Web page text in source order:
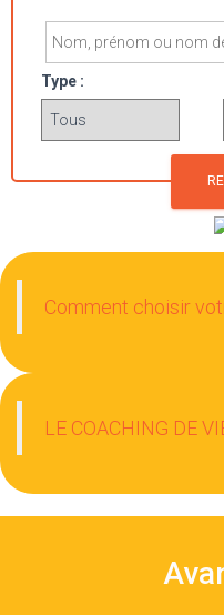
Type :
Comment choisir
LE COACHING DE